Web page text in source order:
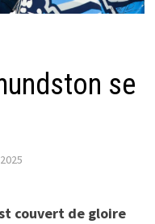
se
couvert de gloire